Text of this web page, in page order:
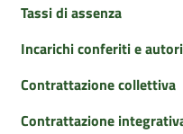
Tassi di assenza
Incarichi conferiti e
Contrattazione collettiva
Contrattazione